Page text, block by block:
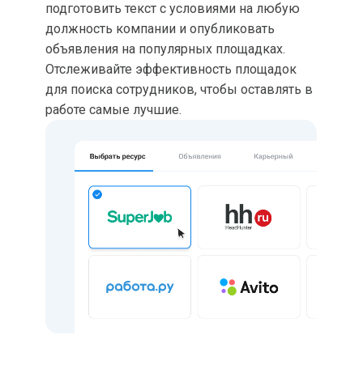
подготовить текст с условиями на любую
должность компании и опубликовать
объявления на популярных площадках.
Отслеживайте эффективность площадок
для поиска сотрудников, чтобы оставлять в
работе самые лучшие.